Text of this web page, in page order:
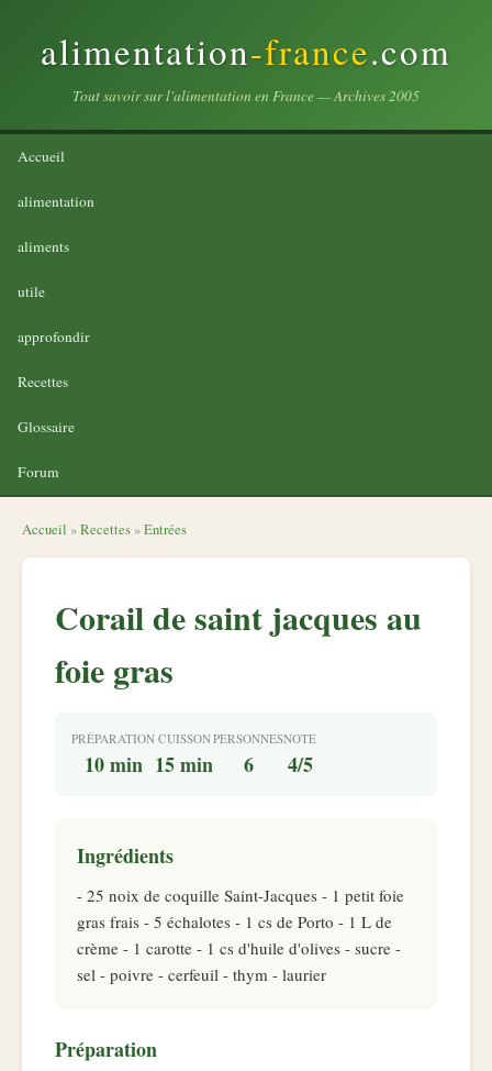
alimentation-france.com
Tout savoir sur l'alimentation en France — Archives 2005
Accueil
alimentation
aliments
utile
approfondir
Recettes
Glossaire
Forum
Accueil »Recettes »Entrées
Corail de saint jacques au
foie gras
PRÉPARATION
10 min
CUISSON
15 min
PERSONNES
6
NOTE
4/5
Ingrédients
- 25 noix de coquille Saint-Jacques - 1 petit foie
gras frais - 5 échalotes - 1 cs de Porto - 1 L de
crème - 1 carotte - 1 cs d'huile d'olives - sucre -
sel - poivre - cerfeuil - thym - laurier
Préparation